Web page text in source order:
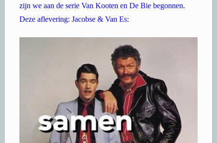
zijn we aan de serie Van Kooten en De Bie begonnen.
Deze aflevering: Jacobse & Van Es: